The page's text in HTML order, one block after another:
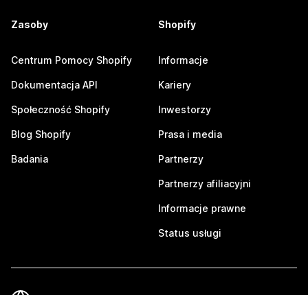
Zasoby
Centrum Pomocy Shopify
Dokumentacja API
Społeczność Shopify
Blog Shopify
Badania
Shopify
Informacje
Kariery
Inwestorzy
Prasa i media
Partnerzy
Partnerzy afiliacyjni
Informacje prawne
Status usługi